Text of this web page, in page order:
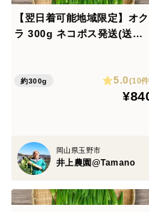
ただし、大切なお客様の
るダンボールは強度や衛
【翌日着可能地域限定】オク
ラ 300g ネコポス発送(送料
約300g 5.0(10
岡山県玉野市
井上農園@Tamano